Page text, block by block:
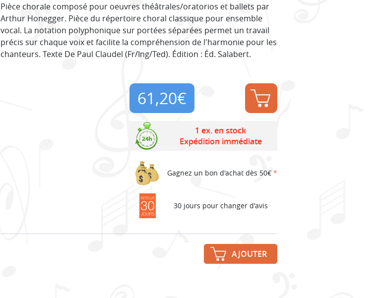
Pièce chorale composé pour oeuvres théâtrales/oratorios et ballets par
Arthur Honegger. Pièce du répertoire choral classique pour ensemble
vocal. La notation polyphonique sur portées séparées permet un travail
précis sur chaque voix et facilite la compréhension de l'harmonie pour les
chanteurs. Texte De Paul Claudel (Fr/Ing/Ted). Édition : Éd. Salabert.
61,20€
1 ex. en stock
Expédition immédiate
Gagnez un bon d'achat dès 50€ *
30 jours pour changer d'avis
AJOUTER